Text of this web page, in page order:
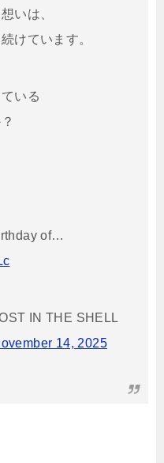
いは、
けています。
いる
of…
IN THE SHELL
14, 2025